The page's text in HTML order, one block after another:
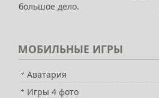
большое дело.
МОБИЛЬНЫЕ ИГРЫ
Аватария
Игры 4 фото